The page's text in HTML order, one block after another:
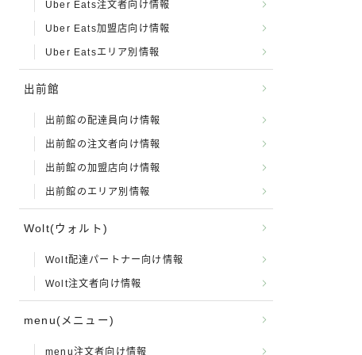
Uber Eats注文者向け情報
Uber Eats加盟店向け情報
Uber Eatsエリア別情報
出前館
出前館の配達員向け情報
出前館の注文者向け情報
出前館の加盟店向け情報
出前館のエリア別情報
Wolt(ウォルト)
Wolt配達パートナー向け情報
Wolt注文者向け情報
menu(メニュー)
menu注文者向け情報